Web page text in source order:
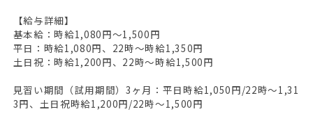
【給与詳細】
基本給：時給1,080円～1,500円
平日：時給1,080円、22時～時給1,350円
土日祝：時給1,200円、22時～時給1,500円
見習い期間（試用期間）3ヶ月：平日時給1,050円/22時～1,31
3円、土日祝時給1,200円/22時～1,500円